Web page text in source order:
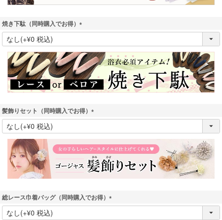
焼き下駄（同時購入でお得）
(
必
須
)
髪飾りセット（同時購入でお得）
(
必
)
総レース巾着バッグ（同時購入でお得）
(
必